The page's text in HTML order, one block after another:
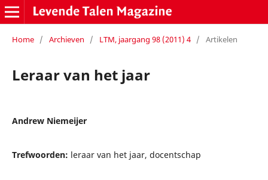
Home / Archieven / LTM, jaargang 98 (2011) 4 / Artikelen
Leraar van het jaar
Andrew Niemeijer
Trefwoorden: leraar van het jaar, docentschap